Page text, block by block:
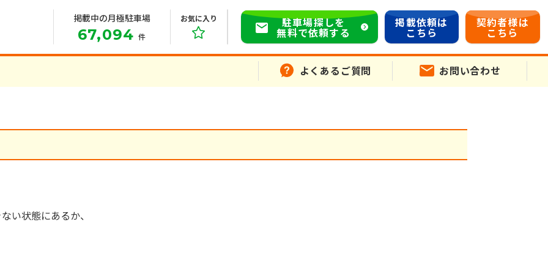
掲載中の月極駐車場
67,094 件
お気に入り 駐車場探しを
無料で依頼する
掲載依頼は
こちら
契約者様は
こちら
よくあるご質問 お問い合わせ
い状態にあるか、